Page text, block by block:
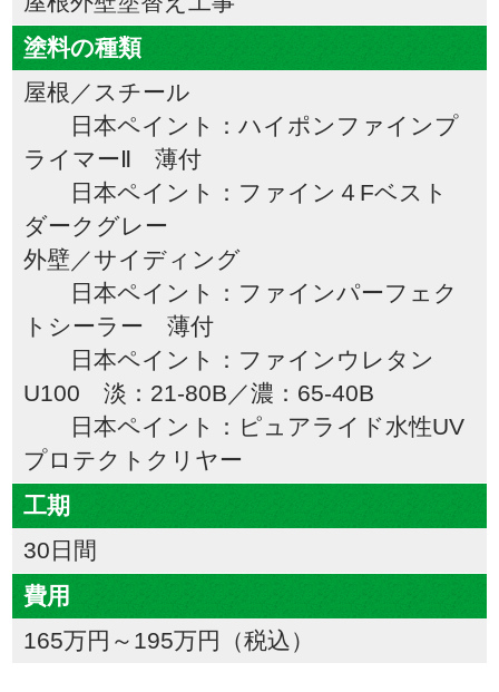
塗料の種類
屋根／スチール
日本ペイント：ハイポンファインプ
ライマーⅡ 薄付
日本ペイント：ファイン４Fベスト
ダークグレー
外壁／サイディング
日本ペイント：ファインパーフェク
トシーラー 薄付
日本ペイント：ファインウレタン
U100 淡：21-80B／濃：65-40B
日本ペイント：ピュアライド水性UV
プロテクトクリヤー
工期
30日間
費用
165万円～195万円（税込）